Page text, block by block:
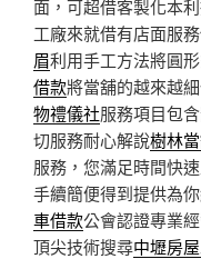
面，可超借客製化本
工廠來就借有店面服
眉利用手工方法將圓
借款將當舖的越來越
物禮儀社服務項目包
切服務耐心解說樹林
服務，您滿足時間快
手續簡便得到提供為
車借款公會認證專業
頂尖技術搜尋中壢房